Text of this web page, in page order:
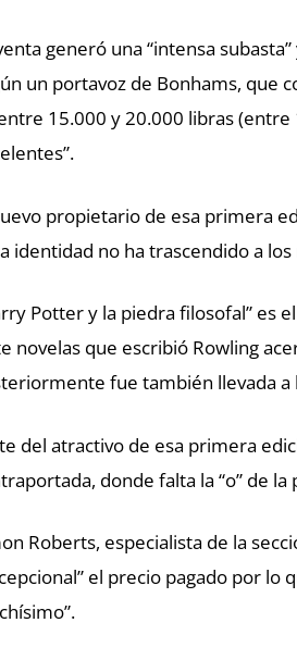
generó una “intensa
un portavoz de Bonhams, que
15.000 y 20.000 libras
propietario de esa primera
identidad no ha trascendido a
Potter y la piedra filosofal” es
novelas que escribió Rowling
fue también llevada
del atractivo de esa primera
donde falta la “o” de la
Roberts, especialista de la
el precio pagado por lo